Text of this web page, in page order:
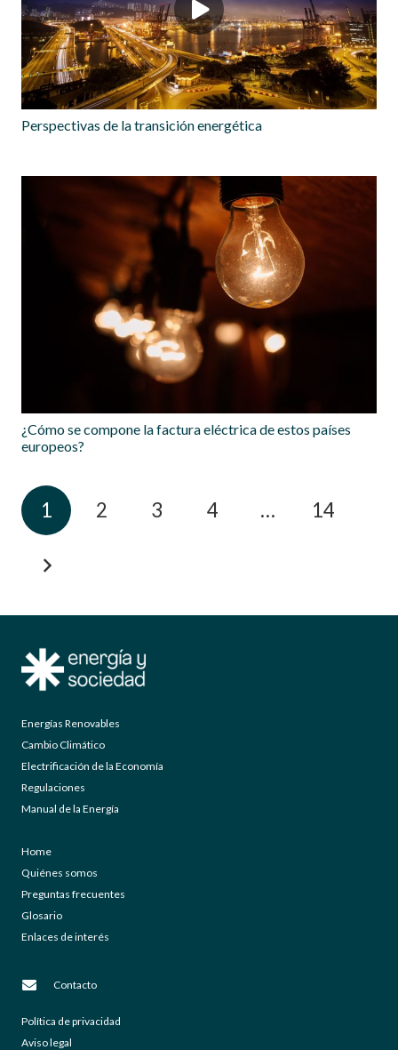
Perspectivas de la transición energética
¿Cómo se compone la factura eléctrica de estos países
europeos?
1 2 3 4 … 14
Energías Renovables
Cambio Climático
Electrificación de la Economía
Regulaciones
Manual de la Energía
Home
Quiénes somos
Preguntas frecuentes
Glosario
Enlaces de interés
Contacto
Política de privacidad
Aviso legal